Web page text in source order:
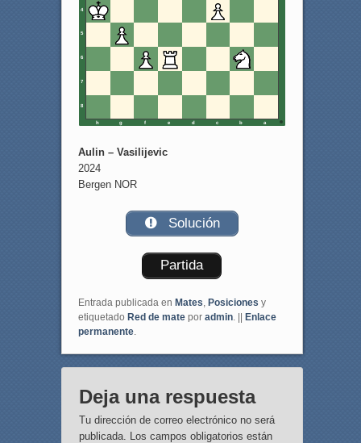
4
5
6
7
8
h g f e d c b a
Aulin – Vasilijevic
2024
Bergen NOR
Solución
Partida
Entrada publicada en Mates Posiciones y
etiquetado Red de matepor admin. || Enlace
permanente.
Deja una respuesta
Tu dirección de correo electrónico no será
publicada. Los campos obligatorios están